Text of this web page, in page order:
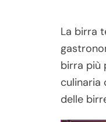
La birra
birra più
culinaria
delle